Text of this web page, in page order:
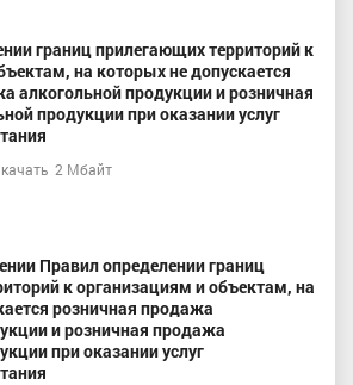
границ прилегающих территорий к
на которых не допускается
алкогольной продукции и розничная
продукции при оказании услуг
2 Мбайт
Правил определении границ
к организациям и объектам, на
розничная продажа
и розничная продажа
при оказании услуг